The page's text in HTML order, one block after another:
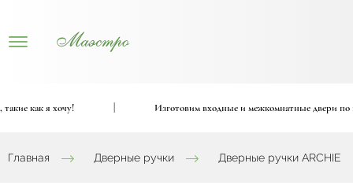
как я хочу! Изготовим входные и межкомнатные двери по
Главная Дверные ручки Дверные ручки ARCHIE